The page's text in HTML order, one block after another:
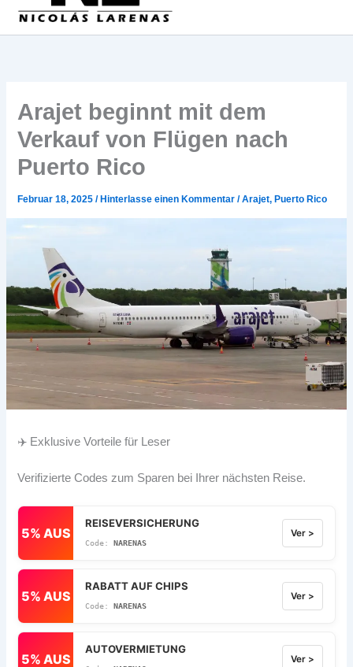
Arajet beginnt mit dem
Verkauf von Flügen nach
Puerto Rico
Februar 18, 2025/ Hinterlasse einen Kommentar /Arajet, Puerto Rico
✈️ Exklusive Vorteile für Leser
Verifizierte Codes zum Sparen bei Ihrer nächsten Reise.
5% AUS
REISEVERSICHERUNG
NARENAS
Ver >
5% AUS
RABATT AUF CHIPS
NARENAS
Ver >
5% AUS
AUTOVERMIETUNG
Ver >